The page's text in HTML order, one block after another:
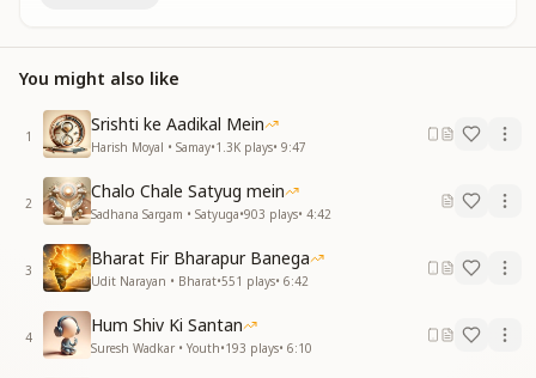
करते है नाश अधर्म का दे सच्चा गीता ज्ञान
वचन पालते गीता का फिर गीता के भगवान
अमृत वाणी सूना रहे फिर गीता के भगवान
अमृत वाणी सूना रहे फिर
Because of ignorance, there is violence, falsehood,
and sin.
Through unrighteousness, human dignity is
destroyed.
The God of the Gita gives the true spiritual
knowledge to end irreligion.
He fulfills the promise of the Gita—He is the true
God of the Gita.
Once again, the God of the Gita is narrating the
You might also like
1
Srishti ke Aadikal Mein
Harish Moyal • Samay•1.3K plays• 9:47
2
Chalo Chale Satyug mein
Sadhana Sargam • Satyuga•903 plays• 4:42
3
Bharat Fir Bharapur Banega
Udit Narayan • Bharat•551 plays• 6:42
4
Hum Shiv Ki Santan
Suresh Wadkar • Youth•193 plays• 6:10